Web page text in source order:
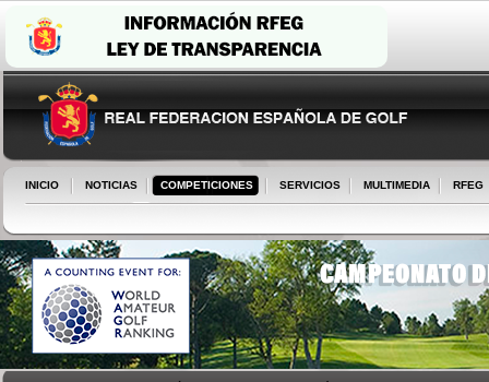
INICIO NOTICIAS COMPETICIONES SERVICIOS MULTIMEDIA RFEG